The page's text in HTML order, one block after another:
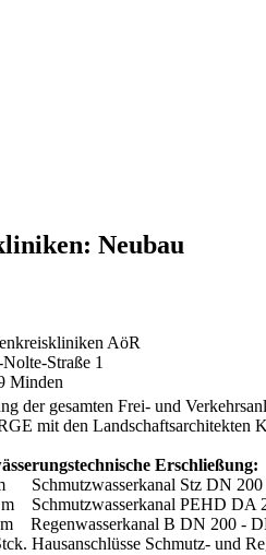
Neubau
AöR
Straße 1
Minden
der gesamten Frei- und
mit den Landschaftsarchitekten
Erschließung:
Schmutzwasserkanal Stz DN 200
m Schmutzwasserkanal PEHD DA
m Regenwasserkanal B DN 200 -
Hausanschlüsse Schmutz- und